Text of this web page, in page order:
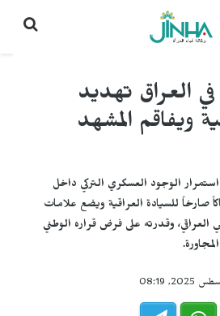
في العراق تهديد
ويفاقم المشهد
الوجود العسكري التركي داخل
صارخاً للسيادة العراقية ويضع علامات
العراقي، وقدرته على فرض قراره الوطني